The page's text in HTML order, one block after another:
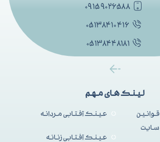
لینک های مهم
قوانین
سایت
عینک آفتابی مردانه
عینک آفتابی زنانه
۰۹۱۵۹۰۲۶۵۸۸
۰۵۱۳۸۴۱۰۴۱۶
۰۵۱۳۸۴۴۸۱۸۱